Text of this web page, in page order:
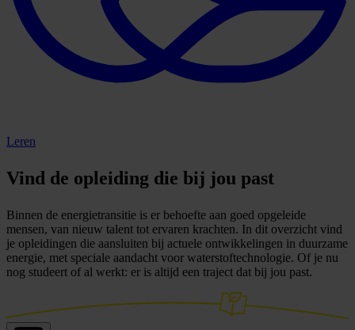
Leren
Vind de opleiding die bij jou past
Binnen de energietransitie is er behoefte aan goed opgeleide
mensen, van nieuw talent tot ervaren krachten. In dit overzicht vind
je opleidingen die aansluiten bij actuele ontwikkelingen in duurzame
energie, met speciale aandacht voor waterstoftechnologie. Of je nu
nog studeert of al werkt: er is altijd een traject dat bij jou past.